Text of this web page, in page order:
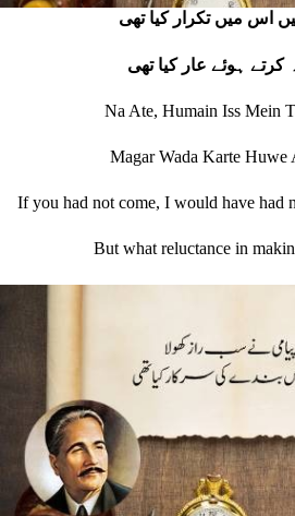
اس ميں تکرار کيا تھی
ہوئے عار کيا تھی
Na Ate, Humain Iss Mein
Magar Wada Karte Huwe
If you had not come, I would have had
But what reluctance in